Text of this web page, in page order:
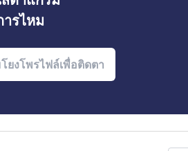
รไหม